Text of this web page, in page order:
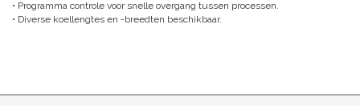
• Programma controle voor snelle overgang tussen processen.
• Diverse koellengtes en -breedten beschikbaar.